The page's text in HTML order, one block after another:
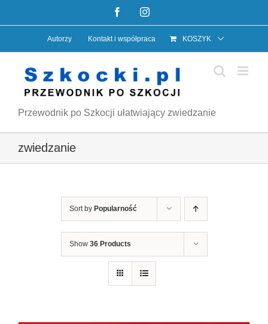
do
FacebookInstagram
Autorzy Kontakt i współpraca KOSZYK
Przewodnik po Szkocji ułatwiający zwiedzanie
zwiedzanie
Sort by Popularność
Show 36 Products